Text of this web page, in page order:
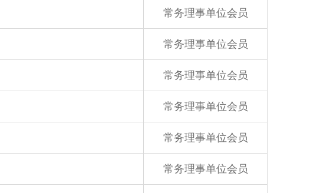
常务理事单位会员
常务理事单位会员
常务理事单位会员
常务理事单位会员
常务理事单位会员
常务理事单位会员